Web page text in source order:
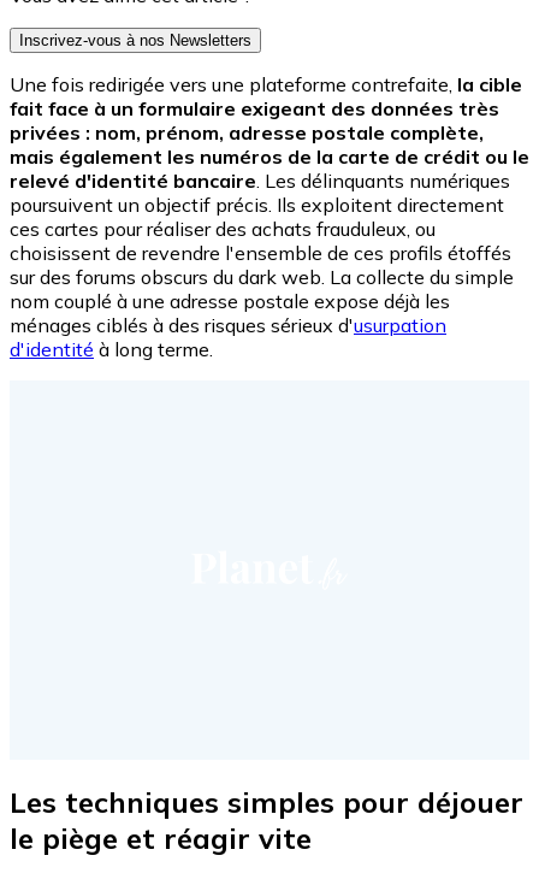
Inscrivez-vous à nos Newsletters
Une fois redirigée vers une plateforme contrefaite, la cible
fait face à un formulaire exigeant des données très
privées : nom, prénom, adresse postale complète,
mais également les numéros de la carte de crédit ou le
relevé d'identité bancaire. Les délinquants numériques
poursuivent un objectif précis. Ils exploitent directement
ces cartes pour réaliser des achats frauduleux, ou
choisissent de revendre l'ensemble de ces profils étoffés
sur des forums obscurs du dark web. La collecte du simple
nom couplé à une adresse postale expose déjà les
ménages ciblés à des risques sérieux d'usurpation
d'identité à long terme.
Les techniques simples pour déjouer
le piège et réagir vite